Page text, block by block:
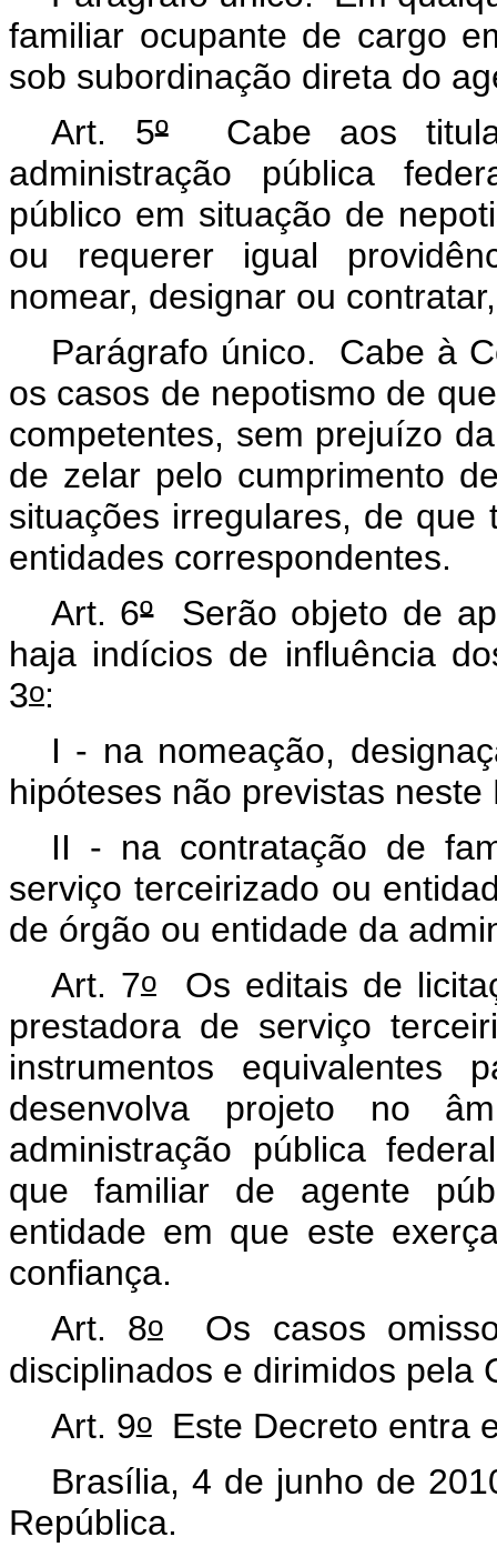
familiar ocupante de cargo
sob subordinação direta do
Art. 5ºCabe aos
administração pública
público em situação de
ou requerer igual
nomear, designar ou
Parágrafo único. Cabe à
os casos de nepotismo de
competentes, sem prejuízo
de zelar pelo cumprimento
situações irregulares, de que
entidades correspondentes.
Art. 6ºSerão objeto de
haja indícios de influência
3o:
I - na nomeação,
hipóteses não previstas neste
II - na contratação de
serviço terceirizado ou
de órgão ou entidade da
Art. 7oOs editais de
prestadora de serviço
instrumentos equivalentes
desenvolva projeto no
administração pública
que familiar de agente
entidade em que este
confiança.
Art. 8o
Os casos
disciplinados e dirimidos pela
Art. 9oEste Decreto entra
Brasília, 4 de junho de
República.